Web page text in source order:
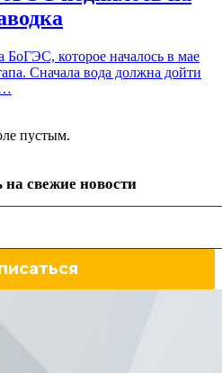
которое началось в мае
Сначала вода должна дойти
пустым.
свежие новости